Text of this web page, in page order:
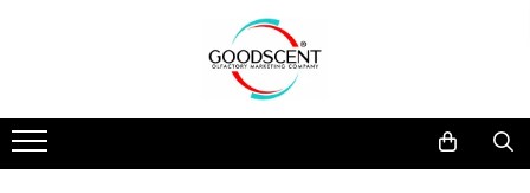
Pachete Promo
Dispozitive de Parfumare
Dispozitive de Parfumare Ambientală
Auto
Rezidențiale
Esente Parfum Ambiental
Mostre
Rezerva 10 g